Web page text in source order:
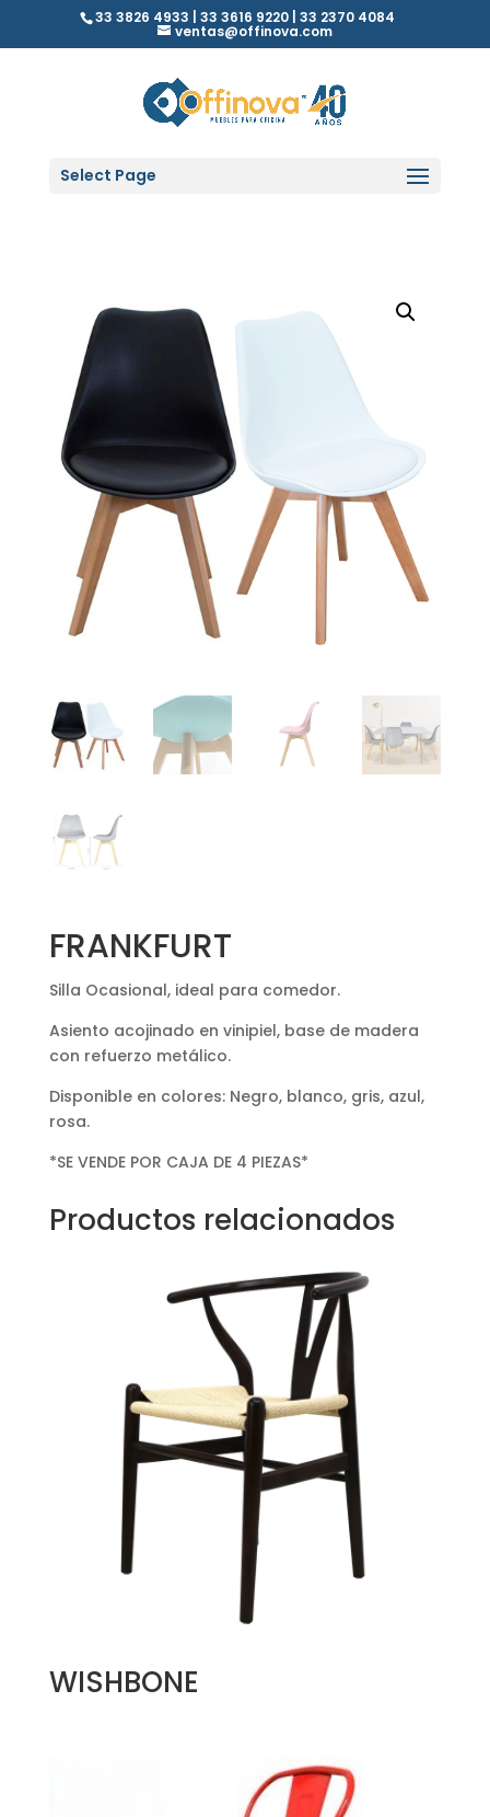
33 3826 4933 | 33 3616 9220 | 33 2370 4084
ventas@offinova.com
Select Page
FRANKFURT
Silla Ocasional, ideal para comedor.
Asiento acojinado en vinipiel, base de madera
con refuerzo metálico.
Disponible en colores: Negro, blanco, gris, azul,
rosa.
*SE VENDE POR CAJA DE 4 PIEZAS*
Productos relacionados
WISHBONE